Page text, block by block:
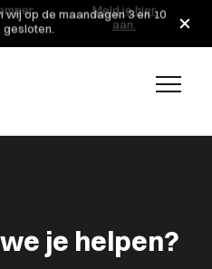
Meld je hier
aan.
op de maandagen 3 en 10
gesloten.
je helpen?